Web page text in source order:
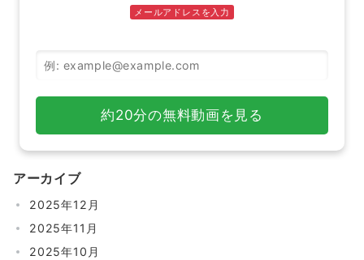
メールアドレスを入力
約20分の無料動画を見る
アーカイブ
2025年12月
2025年11月
2025年10月